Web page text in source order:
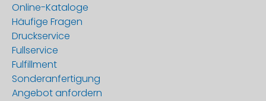
Online-Kataloge
Häufige Fragen
Druckservice
Fullservice
Fulfillment
Sonderanfertigung
Angebot anfordern